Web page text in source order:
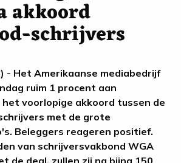
akkoord
schrijvers
- Het Amerikaanse mediabedrijf
ruim 1 procent aan
voorlopige akkoord tussen de
met de grote
Beleggers reageren positief.
van schrijversvakbond WGA
de deal, zullen zij na bijna 150